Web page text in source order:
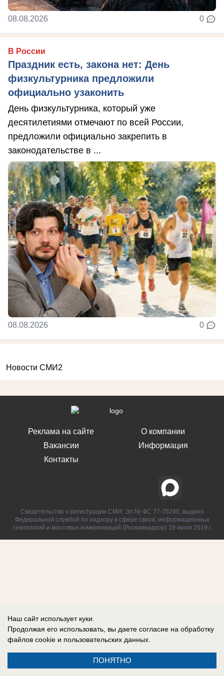
08.08.2026 0
В России
Праздник есть, закона нет: День
физкультурника предложили
официально узаконить
День физкультурника, который уже
десятилетиями отмечают по всей России,
предложили официально закрепить в
законодательстве в ...
08.08.2026 0
Новости СМИ2
Реклама на сайте
Вакансии
Контакты
О компании
Информация
Свидетельство о регистрации СМИ: Эл № ФС 77-76240, выдано
Федеральной службой по надзору в сфере связи, информационных
технологий и массовых коммуникаций (Роскомнадзор) 19 июля 2019 г.
Наш сайт использует куки.
Продолжая его использовать, вы даете согласие на обработку
файлов cookie и пользовательских данных.
ПОНЯТНО